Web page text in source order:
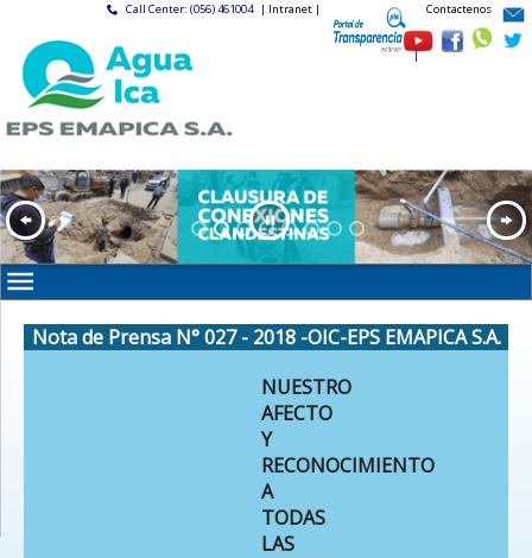
Call Center: (056) 461004 | Intranet |
|
Contactenos
Nota de Prensa N° 027 - 2018 -OIC-EPS EMAPICA S.A.
NUESTRO
AFECTO
Y
RECONOCIMIENTO
A
TODAS
LAS